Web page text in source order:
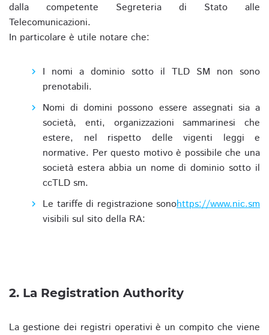
dalla competente Segreteria di Stato alle
Telecomunicazioni.
In particolare è utile notare che:
I nomi a dominio sotto il TLD SM non sono
prenotabili.
Nomi di domini possono essere assegnati sia a
società, enti, organizzazioni sammarinesi che
estere, nel rispetto delle vigenti leggi e
normative. Per questo motivo è possibile che una
società estera abbia un nome di dominio sotto il
ccTLD sm.
Le tariffe di registrazione sono
visibili sul sito della RA:
https://www.nic.sm
2. La Registration Authority
La gestione dei registri operativi è un compito che viene